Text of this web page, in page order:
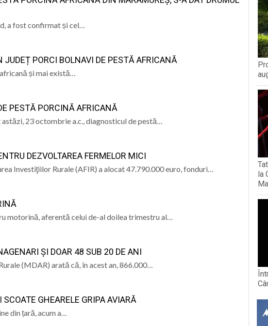
Pueris” Baia Mare au încheiat o vară plină de aventuri și
și Baia Mare: istorie, patrimoniu și memorie” – un eveniment
Istorie și Arheologie Maramureș
Cecilia Ardusătan: De ce două persoane trec prin același stres,
„ Profa de Geo”, îi invită astăzi pe sigheteni să descopere
a fost confirmat și cel…
PORCI BOLNAVI DE PESTĂ AFRICANĂ
și mai există…
PESTĂ PORCINĂ AFRICANĂ
23 octombrie a.c., diagnosticul de pestă…
DEZVOLTAREA FERMELOR MICI
Investiţiilor Rurale (AFIR) a alocat 47.790.000 euro, fonduri…
motorină, aferentă celui de-al doilea trimestru al…
ȘI DOAR 48 SUB 20 DE ANI
(MDAR) arată că, în acest an, 866.000…
GHEARELE GRIPA AVIARĂ
din țară, acum a…
la